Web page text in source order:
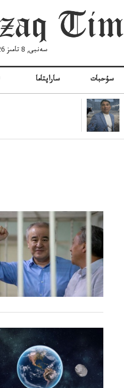
سەنبى, 8 تامىز 2026
ساراپتاما سۇحبات